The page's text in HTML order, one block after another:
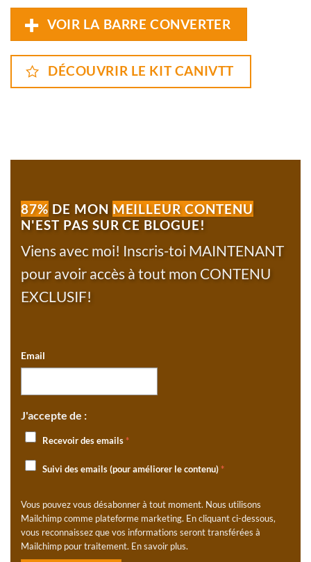
VOIR LA BARRE CONVERTER
DÉCOUVRIR LE KIT CANIVTT
87%DE MON MEILLEUR CONTENU
N'EST PAS SUR CE BLOGUE!
Viens avec moi! Inscris-toi MAINTENANT
pour avoir accès à tout mon CONTENU
EXCLUSIF!
Email
J'accepte de :
Recevoir des emails*
Suivi des emails (pour améliorer le contenu)*
Vous pouvez vous désabonner à tout moment. Nous utilisons
Mailchimp comme plateforme marketing. En cliquant ci-dessous,
vous reconnaissez que vos informations seront transférées à
Mailchimp pour traitement. En savoir plus.